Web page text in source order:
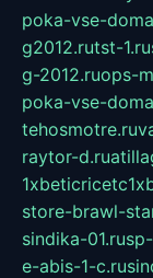
poka-vse-
g2012.rutst-1.ru
g-2012.ruops-
poka-vse-
tehosmotre.ru
raytor-d.ru
store-brawl-
sindika-01.ru
e-abis-1-c.ru